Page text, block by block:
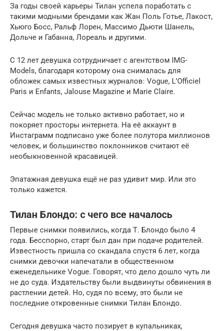
За годы своей карьеры Тилан успела поработать с
такими модными брендами как Жан Поль Готье, Лакост,
Хьюго Босс, Ральф Лорен, Массимо Дьюти Шанель,
Дольче и Габанна, Лореаль и другими.
С 12 лет девушка сотрудничает с агентством IMG-
Mоdеls, благодаря которому она снималась для
обложек самых известных журналов: Vogue, L’Officiel
Paris и Enfants, Jalouse Magazine и Marie Claire.
Сейчас модель не только активно работает, но и
покоряет просторы интернета. На её аккаунт в
Инстаграмм подписано уже более полутора миллионов
человек, и большинство поклонников считают её
необыкновенной красавицей.
Эпатажная девушка ещё не раз удивит мир. Или это
только кажется.
Тилан Блондо: с чего все началось
Первые снимки появились, когда Т. Блондо было 4
года. Бесспорно, старт был дан при подаче родителей.
Известность пришла со скандала спустя 6 лет, когда
снимки девочки напечатали в общественном
еженедельнике Vogue. Говорят, что дело дошло чуть ли
не до суда. Издательству были выдвинуты обвинения в
растлении детей. Но, судя по всему, это были не
последние откровенные снимки Тилан Блондо.
Сегодня девушка часто позирует в купальниках,